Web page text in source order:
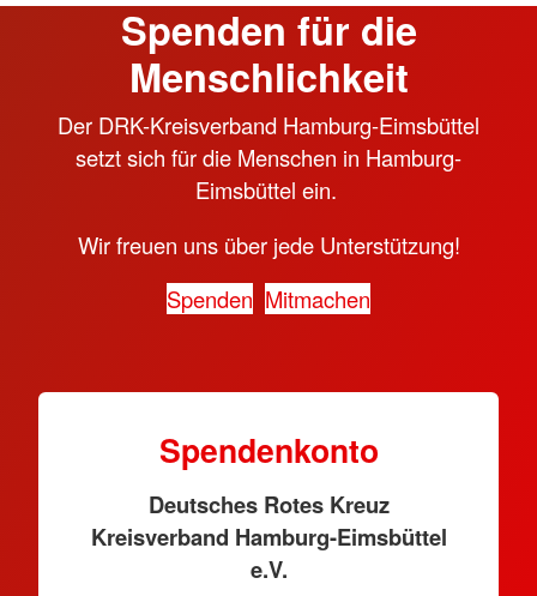
Spenden für die
Menschlichkeit
Der DRK-Kreisverband Hamburg-Eimsbüttel
setzt sich für die Menschen in Hamburg-
Eimsbüttel ein.
Wir freuen uns über jede Unterstützung!
Spenden Mitmachen
Spendenkonto
Deutsches Rotes Kreuz
Kreisverband Hamburg-Eimsbüttel
e.V.